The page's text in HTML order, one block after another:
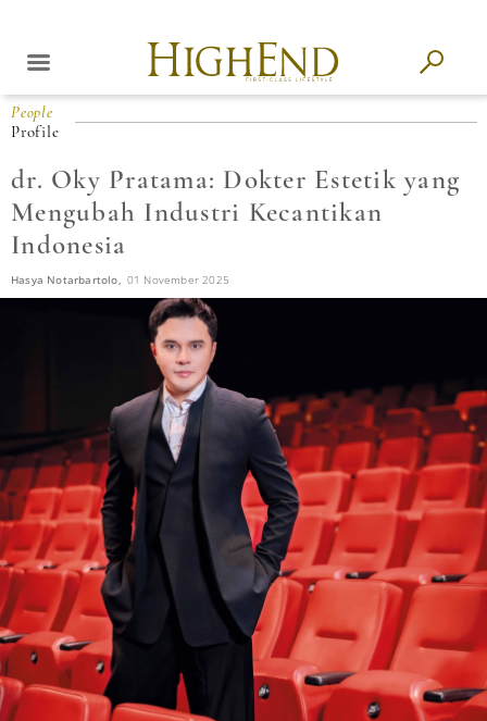
People
Profile
dr. Oky Pratama: Dokter Estetik yang
Mengubah Industri Kecantikan
Indonesia
Hasya Notarbartolo, 01 November 2025